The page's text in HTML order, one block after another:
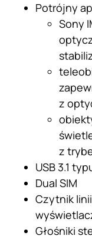
Potrójny
Sony
z
z
USB 3.1
Dual SIM
Czytnik
Głośniki